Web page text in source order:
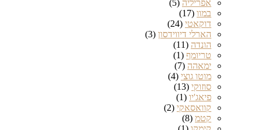
אפריליה (5)
במוו (17)
דוקאטי (24)
הארלי דיווידסון (3)
הונדה (11)
טריומף (1)
ימאהה (7)
מוטו גוצי (4)
סוזוקי (13)
פיאג'יו (1)
קוואסאקי (2)
קטמ (8)